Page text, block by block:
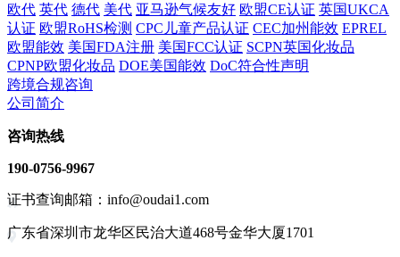
欧代 英代 德代 美代 亚马逊气候友好 欧盟CE认证 英国UKCA
认证 欧盟RoHS检测 CPC儿童产品认证 CEC加州能效 EPREL
欧盟能效 美国FDA注册 美国FCC认证 SCPN英国化妆品
CPNP欧盟化妆品 DOE美国能效 DoC符合性声明
跨境合规咨询
公司简介
咨询热线
190-0756-9967
证书查询邮箱：info@oudai1.com
广东省深圳市龙华区民治大道468号金华大厦1701